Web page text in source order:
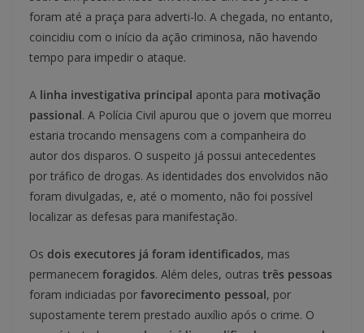
foram até a praça para adverti-lo. A chegada, no entanto,
coincidiu com o início da ação criminosa, não havendo
tempo para impedir o ataque.
A linha investigativa principal aponta para motivação
passional. A Polícia Civil apurou que o jovem que morreu
estaria trocando mensagens com a companheira do
autor dos disparos. O suspeito já possui antecedentes
por tráfico de drogas. As identidades dos envolvidos não
foram divulgadas, e, até o momento, não foi possível
localizar as defesas para manifestação.
Os dois executores já foram identificados, mas
permanecem foragidos. Além deles, outras três pessoas
foram indiciadas por favorecimento pessoal, por
supostamente terem prestado auxílio após o crime. O